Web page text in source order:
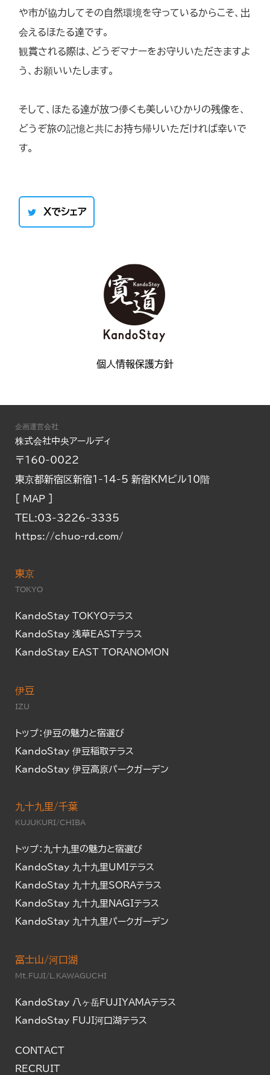
や市が協力してその自然環境を守っているからこそ、出
会えるほたる達です。
観賞される際は、どうぞマナーをお守りいただきますよ
う、お願いいたします。
そして、ほたる達が放つ儚くも美しいひかりの残像を、
どうぞ旅の記憶と共にお持ち帰りいただければ幸いで
す。
Xでシェア
個人情報保護方針
企画運営会社
株式会社中央アールディ
〒160-0022
東京都新宿区新宿1-14-5 新宿KMビル10階
MAP
TEL:03-3226-3335
https://chuo-rd.com/
東京
TOKYO
KandoStay TOKYOテラス
KandoStay 浅草EASTテラス
KandoStay EAST TORANOMON
伊豆
IZU
トップ：伊豆の魅力と宿選び
KandoStay 伊豆稲取テラス
KandoStay 伊豆高原パークガーデン
九十九里/千葉
KUJUKURI/CHIBA
トップ：九十九里の魅力と宿選び
KandoStay 九十九里UMIテラス
KandoStay 九十九里SORAテラス
KandoStay 九十九里NAGIテラス
KandoStay 九十九里パークガーデン
富士山/河口湖
Mt.FUJI/L.KAWAGUCHI
KandoStay 八ヶ岳FUJIYAMAテラス
KandoStay FUJI河口湖テラス
CONTACT
RECRUIT